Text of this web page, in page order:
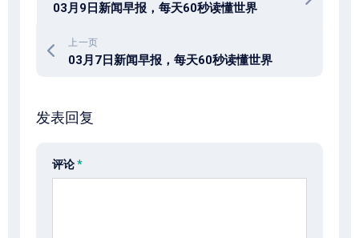
03月9日新闻早报，每天60秒读懂世界
上一页
03月7日新闻早报，每天60秒读懂世界
发表回复
评论*